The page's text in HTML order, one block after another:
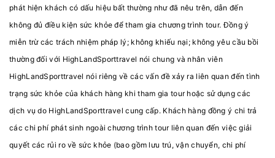
phát hiện khách có dấu hiệu bất thường như đã nêu trên, dẫn đến
không đủ điều kiện sức khỏe để tham gia chương trình tour. Đồng ý
miễn trừ các trách nhiệm pháp lý; không khiếu nại; không yêu cầu bồi
thường đối với HighLandSporttravel nói chung và nhân viên
HighLandSporttravel nói riêng về các vấn đề xảy ra liên quan đến tình
trạng sức khỏe của khách hàng khi tham gia tour hoặc sử dụng các
dịch vụ do HighLandSporttravel cung cấp. Khách hàng đồng ý chi trả
các chi phí phát sinh ngoài chương trình tour liên quan đến việc giải
quyết các rủi ro về sức khỏe (bao gồm lưu trú, vận chuyển, chi phí